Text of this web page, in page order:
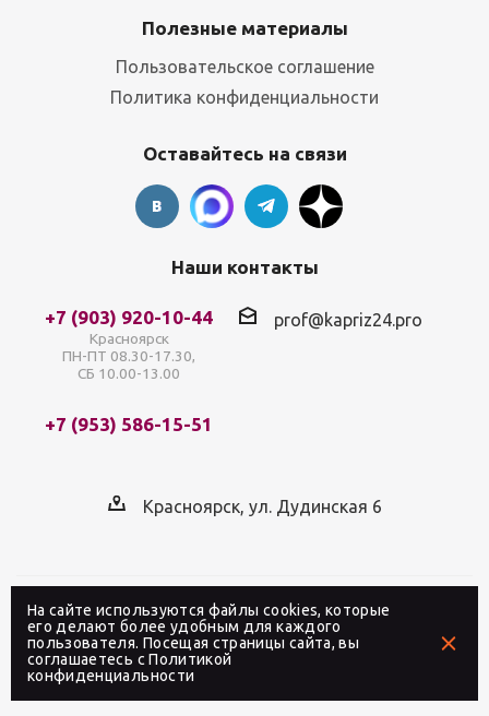
На сайте используются файлы cookies, которые
его делают более удобным для каждого
пользователя. Посещая страницы сайта, вы
соглашаетесь сПолитикой
конфиденциальности
Полезные материалы
Пользовательское соглашение
Политика конфиденциальности
Оставайтесь на связи
Наши контакты
+7 (903) 920-10-44
Красноярск
ПН-ПТ 08.30-17.30,
СБ 10.00-13.00
+7 (953) 586-15-51
prof@kapriz24.pro
Красноярск, ул. Дудинская 6
2026 © Интернет-магазин профессиональной
косметики «Каприз» в Красноярске